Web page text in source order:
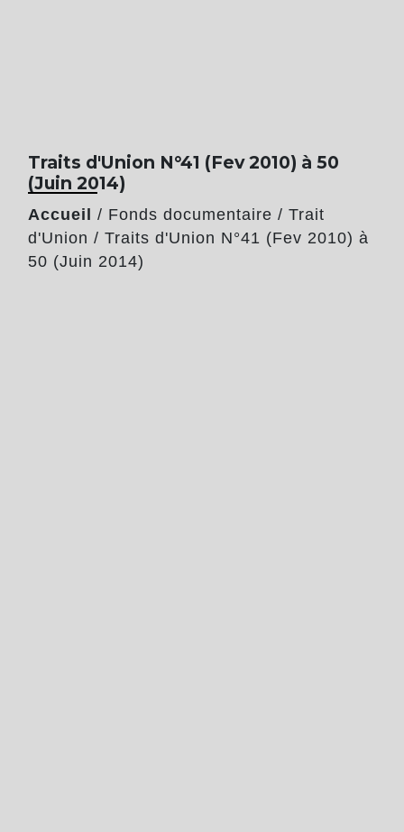
Traits d'Union N°41 (Fev 2010) à 50
(Juin 2014)
Accueil / Fonds documentaire / Trait
d'Union / Traits d'Union N°41 (Fev 2010) à
50 (Juin 2014)